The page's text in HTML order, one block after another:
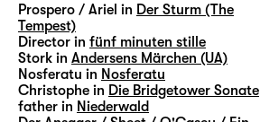
Prospero / Ariel in Der Sturm (The
Tempest)
Director in fünf minuten stille
Stork in Andersens Märchen (UA)
Nosferatu in Nosferatu
Christophe in Die Bridgetower Sonate
father in Niederwald